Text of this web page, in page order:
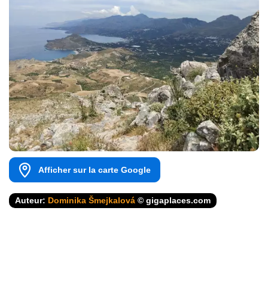
Afficher sur la carte Google
Auteur: Dominika Šmejkalová © gigaplaces.com